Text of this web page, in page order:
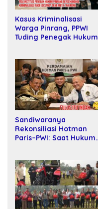
Kasus Kriminalisasi
Warga Pinrang, PPWI
Tuding Penegak Hukum
Sandiwaranya
Rekonsiliasi Hotman
Paris–PWI: Saat Hukum